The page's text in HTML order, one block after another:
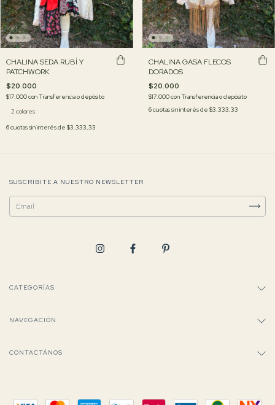
CHALINA SEDA RUBÍ Y
PATCHWORK
$20.000
$17.000conTransferencia o depósito
2 colores
6cuotas sin interés de $3.333,33
CHALINA GASA FLECOS
DORADOS
$20.000
$17.000conTransferencia o depósito
6cuotas sin interés de $3.333,33
SUSCRIBITE A NUESTRO NEWSLETTER
CATEGORÍAS
NAVEGACIÓN
CONTACTÁNOS